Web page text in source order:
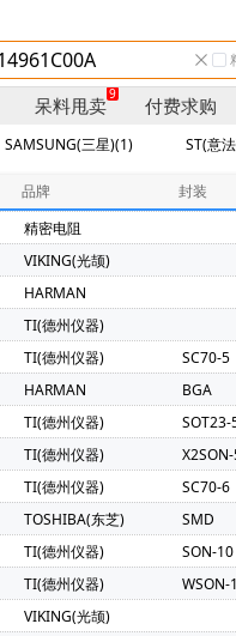
呆料甩卖
9
付费求购
SAMSUNG(三星)(1) ST(意
品牌 封装
精密电阻
VIKING(光颉)
HARMAN
TI(德州仪器)
TI(德州仪器) SC70-5
HARMAN BGA
TI(德州仪器) SOT23-
TI(德州仪器)
TI(德州仪器) SC70-6
TOSHIBA(东芝) SMD
TI(德州仪器) SON-10
TI(德州仪器) WSON-
VIKING(光颉)